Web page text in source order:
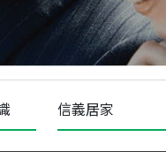
信義居家